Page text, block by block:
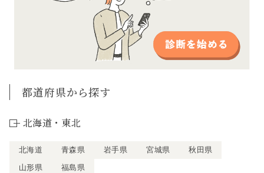
都道府県から探す
北海道・東北
北海道 青森県 岩手県 宮城県
秋田県
山形県
福島県